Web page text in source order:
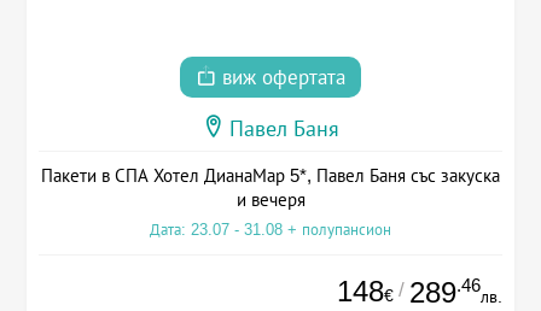
виж офертата
Павел Баня
Пакети в СПА Хотел ДианаМар 5*, Павел Баня със закуска
и вечеря
Дата: 23.07 - 31.08 + полупансион
148€ / 289.46
лв.